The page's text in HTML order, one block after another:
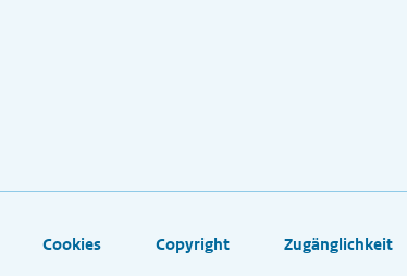
Cookies Copyright Zugänglichkeit